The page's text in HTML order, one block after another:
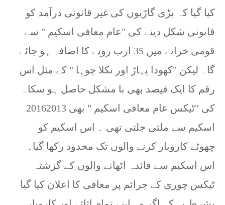
کیا گیا کہ بڑی گاڑیوں کی غیر قانونی درآمد کو
قانونی شکل دینے کی "عام معافی اسکیم " سے
قومی خزانے میں 35 ارب روپے کا اضافہ ہو جائے
گا۔ لیکن "کھودا پہاڑ اور نکلا چوہا " کے مثل اس
رقم کا ایک فیصد بھی با مشکل حاصل ہو سکا۔
2016کی "ٹیکس عام معافی اسکیم " بھی 2013
اسکیم سے ملتی جلتی تھی ۔ اس اسکیم کو
چھوٹے کاروبار کرنے والوں تک محدود رکھا گیا۔
اس اسکیم سے فائدہ اٹھانے والوں کے گزشتہ
ٹیکس چوری کے جرائم پر معافی کا اعلان کیا گیا